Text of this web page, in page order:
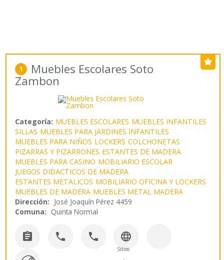
1 Muebles Escolares Soto
Zambon
Categoría: MUEBLES ESCOLARES MUEBLES INFANTILES
SILLAS MUEBLES PARA JARDINES INFANTILES
MUEBLES PARA NIÑOS LOCKERS COLCHONETAS
PIZARRAS Y PIZARRONES ESTANTES DE MADERA
MUEBLES PARA CASINO MOBILIARIO ESCOLAR
JUEGOS DIDACTICOS DE MADERA
ESTANTES METALICOS MOBILIARIO OFICINA Y LOCKERS
MUEBLES DE MADERA MUEBLES METAL MADERA
Dirección: José Joaquín Pérez 4459
Comuna: Quinta Normal
   
Sitios